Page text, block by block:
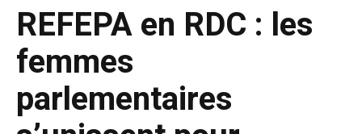
REFEPA en RDC : les
femmes
parlementaires